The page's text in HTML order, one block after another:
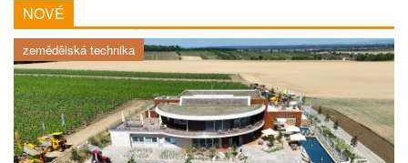
NOVÉ
zemědělská technika